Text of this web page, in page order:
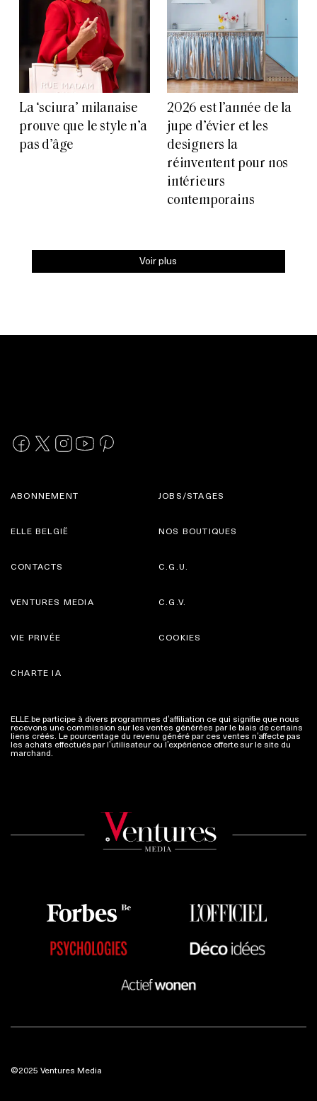
La ‘sciura’ milanaise
prouve que le style n’a
pas d’âge
2026 est l’année de la
jupe d’évier et les
designers la
réinventent pour nos
intérieurs
contemporains
Voir plus
ABONNEMENT
ELLE BELGIË
JOBS/STAGES
NOS BOUTIQUES
CONTACTS
VENTURES MEDIA
C.G.U.
C.G.V.
VIE PRIVÉE
CHARTE IA
COOKIES
ELLE.be participe à divers programmes d’affiliation ce qui signifie que nous
recevons une commission sur les ventes générées par le biais de certains
liens créés. Le pourcentage du revenu généré par ces ventes n’affecte pas
les achats effectués par l’utilisateur ou l’expérience offerte sur le site du
marchand. Plus d'infos
©2025 Ventures Media